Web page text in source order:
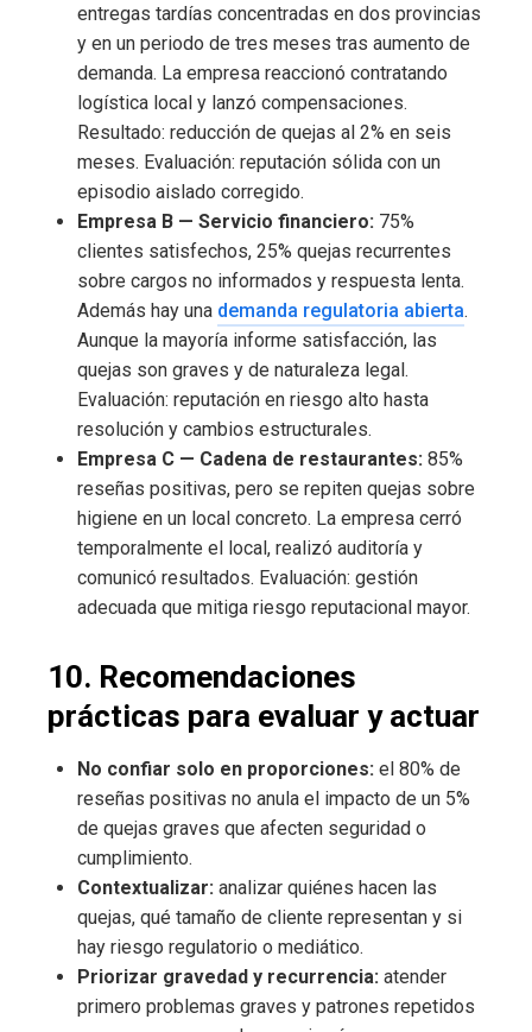
entregas tardías concentradas en dos provincias
y en un periodo de tres meses tras aumento de
demanda. La empresa reaccionó contratando
logística local y lanzó compensaciones.
Resultado: reducción de quejas al 2% en seis
meses. Evaluación: reputación sólida con un
episodio aislado corregido.
Empresa B — Servicio financiero: 75%
clientes satisfechos, 25% quejas recurrentes
sobre cargos no informados y respuesta lenta.
Además hay una demanda regulatoria abierta.
Aunque la mayoría informe satisfacción, las
quejas son graves y de naturaleza legal.
Evaluación: reputación en riesgo alto hasta
resolución y cambios estructurales.
Empresa C — Cadena de restaurantes: 85%
reseñas positivas, pero se repiten quejas sobre
higiene en un local concreto. La empresa cerró
temporalmente el local, realizó auditoría y
comunicó resultados. Evaluación: gestión
adecuada que mitiga riesgo reputacional mayor.
10. Recomendaciones
prácticas para evaluar y actuar
No confiar solo en proporciones: el 80% de
reseñas positivas no anula el impacto de un 5%
de quejas graves que afecten seguridad o
cumplimiento.
Contextualizar: analizar quiénes hacen las
quejas, qué tamaño de cliente representan y si
hay riesgo regulatorio o mediático.
Priorizar gravedad y recurrencia: atender
primero problemas graves y patrones repetidos